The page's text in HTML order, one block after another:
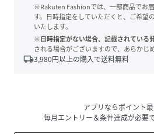
※Rakuten Fashionでは、一部商品でお
す。日時指定をしていただくと、ご希望
いたします。
※日時指定がない場合、記載されている
される場合がございますので、あらかじ
local_shipping3,980円以上の購入で送料無料
アプリならポイント最
毎月エントリー＆条件達成が必要で